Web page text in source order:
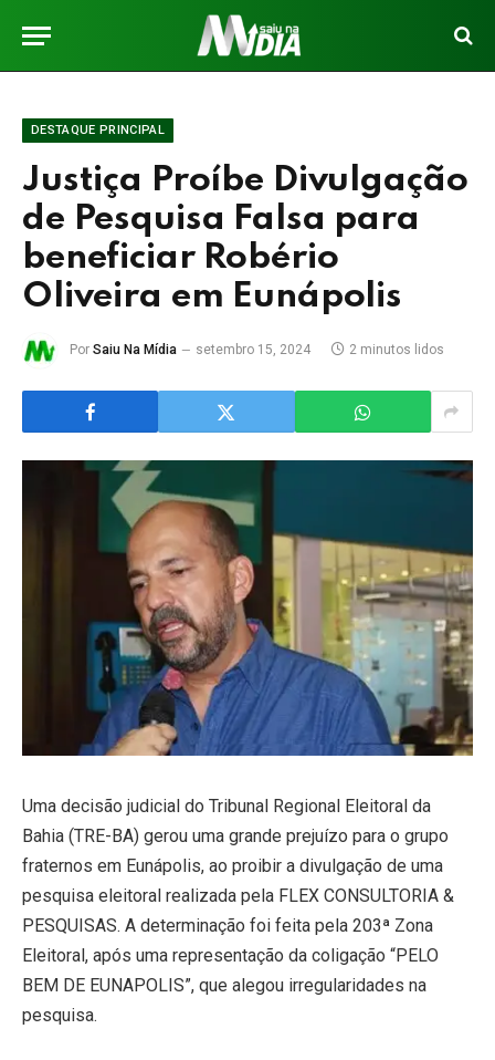
DESTAQUE PRINCIPAL
Justiça Proíbe Divulgação
de Pesquisa Falsa para
beneficiar Robério
Oliveira em Eunápolis
Por Saiu Na Mídia setembro 15, 2024 2 minutos lidos
Uma decisão judicial do Tribunal Regional Eleitoral da
Bahia (TRE-BA) gerou uma grande prejuízo para o grupo
fraternos em Eunápolis, ao proibir a divulgação de uma
pesquisa eleitoral realizada pela FLEX CONSULTORIA &
PESQUISAS. A determinação foi feita pela 203ª Zona
Eleitoral, após uma representação da coligação “PELO
BEM DE EUNAPOLIS”, que alegou irregularidades na
pesquisa.